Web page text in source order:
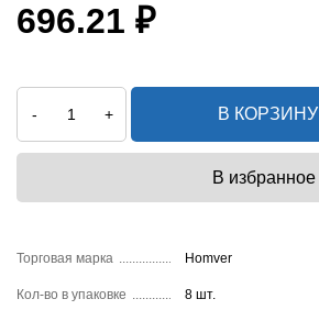
Торговая марка Homver
Кол-во в упаковке 8 шт.
696.21 ₽
- + В КОРЗИНУ